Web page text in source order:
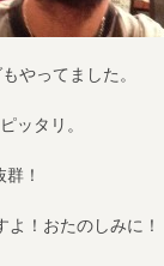
やってました。
ッタリ。
！
よ！おたのしみに！